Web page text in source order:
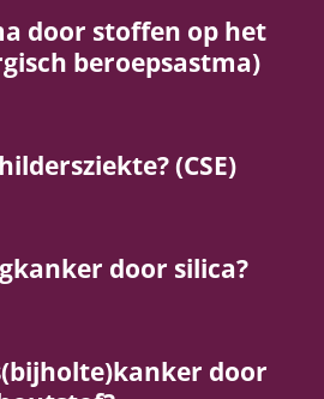
door stoffen op het
beroepsastma)
(CSE)
door silica?
door